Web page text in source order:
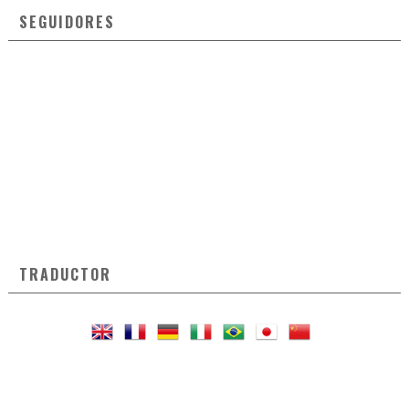
SEGUIDORES
TRADUCTOR